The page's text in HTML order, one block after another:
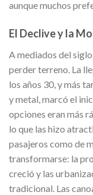
aunque muchos
El Declive y la
A mediados del
perder terreno. La
los años 30, y más
y metal, marcó el
opciones eran más
lo que las hizo
pasajeros como de
transformarse: la
creció y las
tradicional. Las